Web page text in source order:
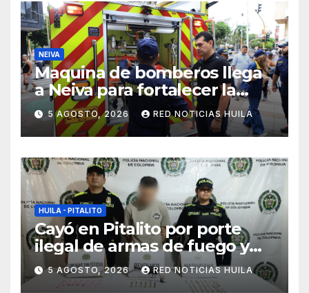
NEIVA
Maquina de bomberos llega
a Neiva para fortalecer la
asistencia en las
emergencias ocasionadas
por el fenómeno del niño
5 AGOSTO, 2026 RED NOTICIAS HUILA
HUILA - PITALITO
Cayó en Pitalito por porte
ilegal de armas de fuego y
tráfico de estupefacientes
5 AGOSTO, 2026 RED NOTICIAS HUILA